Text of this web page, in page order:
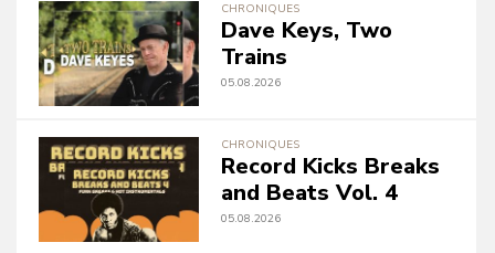
CHRONIQUES
Dave Keys, Two
Trains
05.08.2026
CHRONIQUES
Record Kicks Breaks
and Beats Vol. 4
05.08.2026